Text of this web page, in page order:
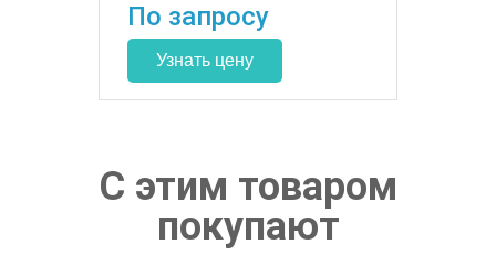
По запросу
С этим товаром
покупают